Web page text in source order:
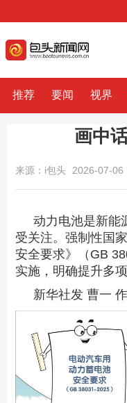
推荐 要闻 视界
画中
来源：i包头 2026-07-06
动力电池是新能
受关注。强制性国
安全要求》（GB
实施，明确提升多
新华社发 曹一 作